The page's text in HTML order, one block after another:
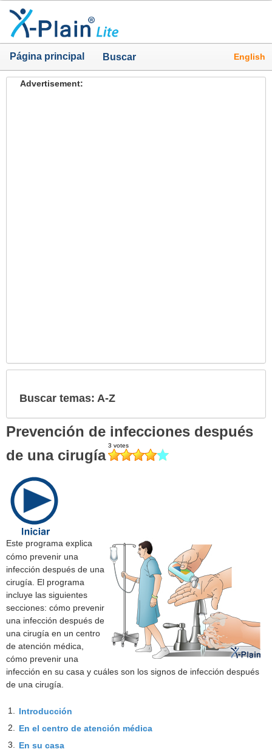
Página principal Buscar English
Advertisement:
Buscar temas: A-Z
Prevención de infecciones después
de una cirugía
Este programa explica
cómo prevenir una
infección después de una
cirugía. El programa
incluye las siguientes
secciones: cómo prevenir
una infección después de
una cirugía en un centro
de atención médica,
cómo prevenir una
infección en su casa y cuáles son los signos de infección después
de una cirugía.
1. Introducción
2. En el centro de atención médica
3. En su casa